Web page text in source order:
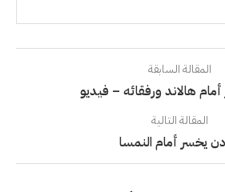
المقالة السابقة
أمام هالاند ورفقائه – فيديو
المقالة التالية
يخسر أمام النمسا